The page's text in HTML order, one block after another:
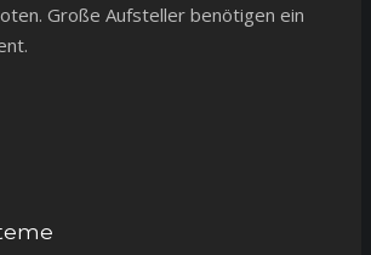
Große Aufsteller benötigen ein